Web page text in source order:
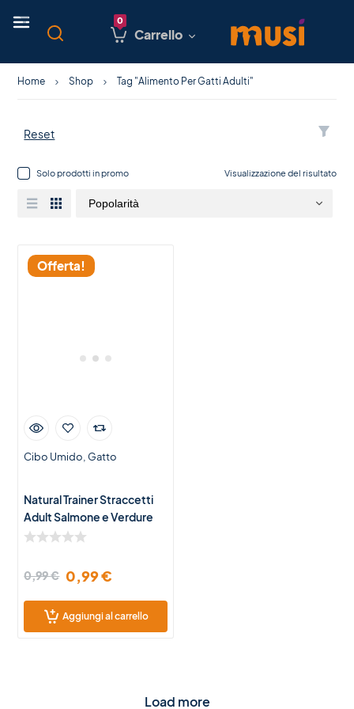
Carrello
Home Shop Tag "Alimento Per Gatti Adulti"
Reset
Solo prodotti in promo Visualizzazione del risultato
Offerta!
Cibo Umido Gatto
Natural Trainer Straccetti
Adult Salmone e Verdure
85g
0,99€ 0,99€
Aggiungi al carrello
Load more